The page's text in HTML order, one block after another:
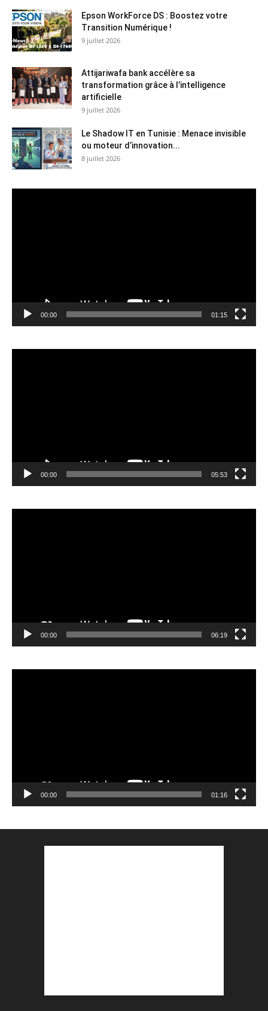
Epson WorkForce DS : Boostez votre
Transition Numérique !
9 juillet 2026
Attijariwafa bank accélère sa
transformation grâce à l’intelligence
artificielle
9 juillet 2026
Le Shadow IT en Tunisie : Menace invisible
ou moteur d’innovation...
8 juillet 2026
00:00 01:15
00:00 05:53
00:00 06:19
00:00 01:16